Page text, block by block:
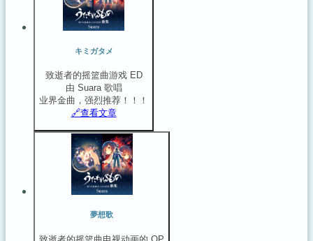
キミガタメ
致逝者的摇篮曲游戏 ED
由 Suara 歌唱
业界金曲，强烈推荐！！！
🔗️查看文章
夢想歌
致逝者的摇篮曲电视动画的 OP